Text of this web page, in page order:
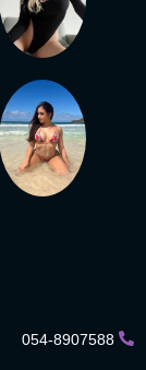
054-8907588